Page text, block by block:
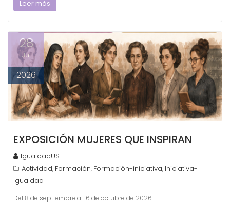
Leer más
28
Jul
2026
EXPOSICIÓN MUJERES QUE INSPIRAN
IgualdadUS
Actividad, Formación, Formación-iniciativa, Iniciativa-
Igualdad
Del 8 de septiembre al 16 de octubre de 2026